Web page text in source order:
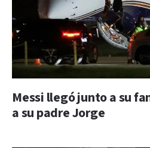
Messi llegó junto a su
a su padre Jorge